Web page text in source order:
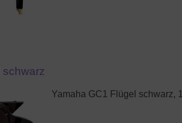
Yamaha GC1 Flügel schwarz,